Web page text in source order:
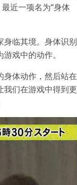
近一项名为“身体
身临其境。身体识别
戏中的动作。
身体动作，然后站在
我们在游戏中得到更